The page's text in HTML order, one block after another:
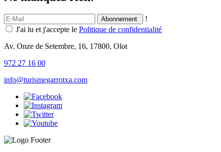
!
J'ai lu et j'accepte le Politique de confidentialité
Av. Onze de Setembre, 16, 17800, Olot
972 27 16 00
info@turismegarrotxa.com